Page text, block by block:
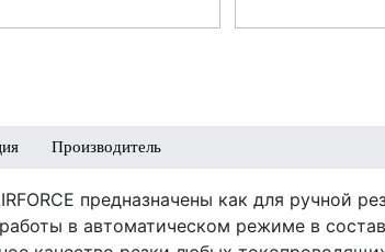
Производитель
предназначены как для ручной
в автоматическом режиме в